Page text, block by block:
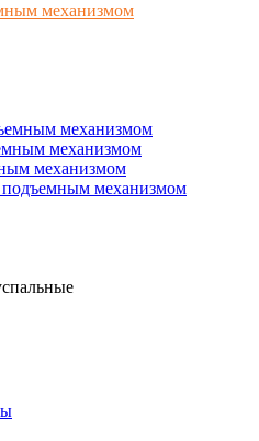
механизмом
механизмом
механизмом
механизмом
подъемным механизмом